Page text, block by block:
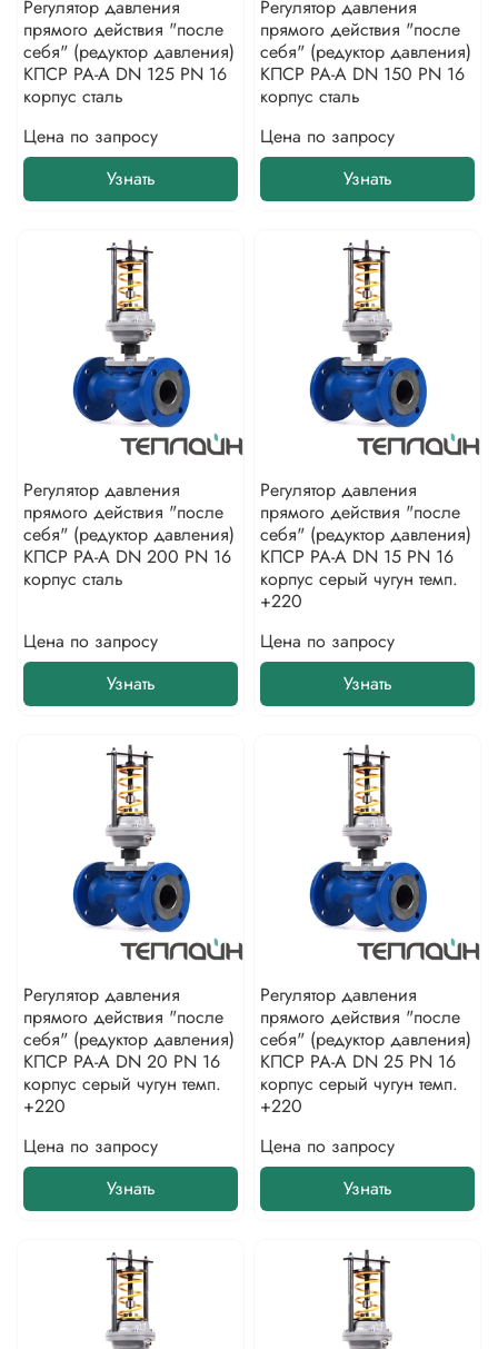
Регулятор давления
прямого действия "после
себя" (редуктор давления)
КПСР РА-А DN 125 PN 16
корпус сталь
Цена по запросу
Узнать
Регулятор давления
прямого действия "после
себя" (редуктор давления)
КПСР РА-А DN 150 PN 16
корпус сталь
Цена по запросу
Узнать
Регулятор давления
прямого действия "после
себя" (редуктор давления)
КПСР РА-А DN 200 PN 16
корпус сталь
Цена по запросу
Узнать
Регулятор давления
прямого действия "после
себя" (редуктор давления)
КПСР РА-А DN 15 PN 16
корпус серый чугун темп.
+220
Цена по запросу
Узнать
Регулятор давления
прямого действия "после
себя" (редуктор давления)
КПСР РА-А DN 20 PN 16
корпус серый чугун темп.
+220
Цена по запросу
Узнать
Регулятор давления
прямого действия "после
себя" (редуктор давления)
КПСР РА-А DN 25 PN 16
корпус серый чугун темп.
+220
Цена по запросу
Узнать